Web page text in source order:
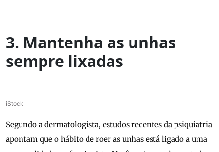
3. Mantenha as unhas
sempre lixadas
iStock
Segundo a dermatologista, estudos recentes da psiquiatria
apontam que o hábito de roer as unhas está ligado a uma